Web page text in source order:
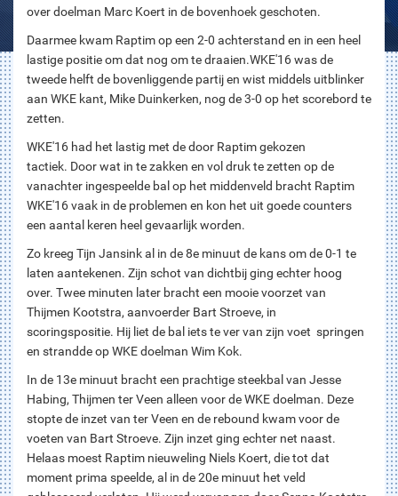
over doelman Marc Koert in de bovenhoek geschoten.
Daarmee kwam Raptim op een 2-0 achterstand en in een heel
lastige positie om dat nog om te draaien.WKE'16 was de
tweede helft de bovenliggende partij en wist middels uitblinker
aan WKE kant, Mike Duinkerken, nog de 3-0 op het scorebord te
zetten.
WKE'16 had het lastig met de door Raptim gekozen
tactiek. Door wat in te zakken en vol druk te zetten op de
vanachter ingespeelde bal op het middenveld bracht Raptim
WKE'16 vaak in de problemen en kon het uit goede counters
een aantal keren heel gevaarlijk worden.
Zo kreeg Tijn Jansink al in de 8e minuut de kans om de 0-1 te
laten aantekenen. Zijn schot van dichtbij ging echter hoog
over. Twee minuten later bracht een mooie voorzet van
Thijmen Kootstra, aanvoerder Bart Stroeve, in
scoringspositie. Hij liet de bal iets te ver van zijn voet springen
en strandde op WKE doelman Wim Kok.
In de 13e minuut bracht een prachtige steekbal van Jesse
Habing, Thijmen ter Veen alleen voor de WKE doelman. Deze
stopte de inzet van ter Veen en de rebound kwam voor de
voeten van Bart Stroeve. Zijn inzet ging echter net naast.
Helaas moest Raptim nieuweling Niels Koert, die tot dat
moment prima speelde, al in de 20e minuut het veld